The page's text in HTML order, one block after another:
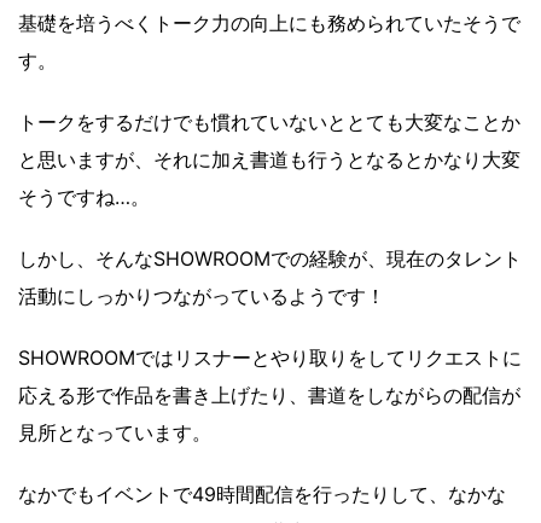
基礎を培うべくトーク力の向上にも務められていたそうで
す。
トークをするだけでも慣れていないととても大変なことか
と思いますが、それに加え書道も行うとなるとかなり大変
そうですね…。
しかし、そんなSHOWROOMでの経験が、現在のタレント
活動にしっかりつながっているようです！
SHOWROOMではリスナーとやり取りをしてリクエストに
応える形で作品を書き上げたり、書道をしながらの配信が
見所となっています。
なかでもイベントで49時間配信を行ったりして、なかな